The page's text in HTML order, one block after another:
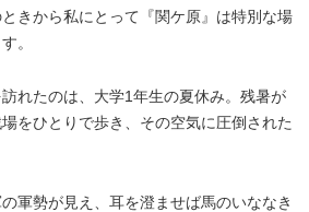
きから私にとって『関ケ原』は特別な場
。
れたのは、大学1年生の夏休み。残暑が
をひとりで歩き、その空気に圧倒された
の軍勢が見え、耳を澄ませば馬のいななき